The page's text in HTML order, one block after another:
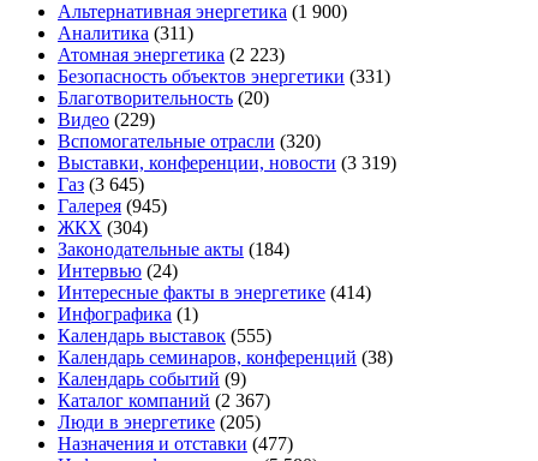
Альтернативная энергетика (1 900)
Аналитика (311)
Атомная энергетика (2 223)
Безопасность объектов энергетики (331)
Благотворительность (20)
Видео (229)
Вспомогательные отрасли (320)
Выставки, конференции, новости (3 319)
Газ (3 645)
Галерея (945)
ЖКХ (304)
Законодательные акты (184)
Интервью (24)
Интересные факты в энергетике (414)
Инфографика (1)
Календарь выставок (555)
Календарь семинаров, конференций (38)
Календарь событий (9)
Каталог компаний (2 367)
Люди в энергетике (205)
Назначения и отставки (477)